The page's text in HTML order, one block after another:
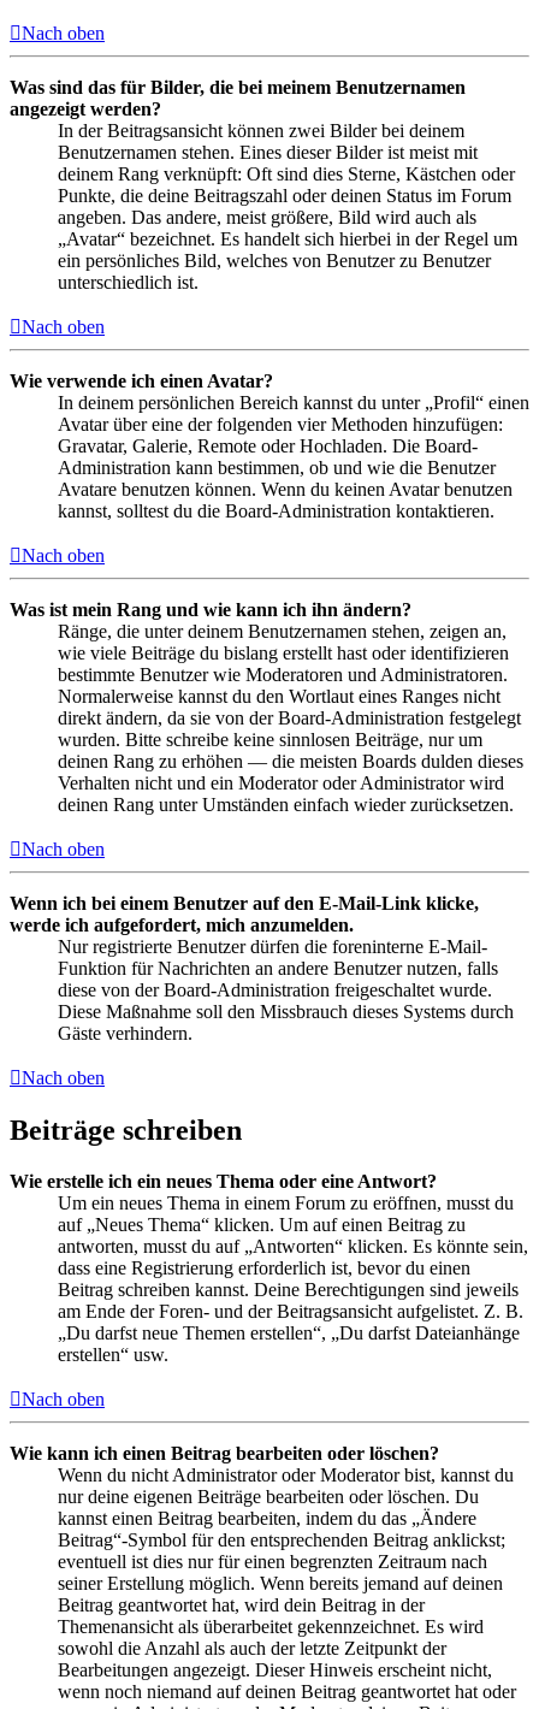
Nach oben
Was sind das für Bilder, die bei meinem Benutzernamen
angezeigt werden?
In der Beitragsansicht können zwei Bilder bei deinem
Benutzernamen stehen. Eines dieser Bilder ist meist mit
deinem Rang verknüpft: Oft sind dies Sterne, Kästchen oder
Punkte, die deine Beitragszahl oder deinen Status im Forum
angeben. Das andere, meist größere, Bild wird auch als
„Avatar“ bezeichnet. Es handelt sich hierbei in der Regel um
ein persönliches Bild, welches von Benutzer zu Benutzer
unterschiedlich ist.
Nach oben
Wie verwende ich einen Avatar?
In deinem persönlichen Bereich kannst du unter „Profil“ einen
Avatar über eine der folgenden vier Methoden hinzufügen:
Gravatar, Galerie, Remote oder Hochladen. Die Board-
Administration kann bestimmen, ob und wie die Benutzer
Avatare benutzen können. Wenn du keinen Avatar benutzen
kannst, solltest du die Board-Administration kontaktieren.
Nach oben
Was ist mein Rang und wie kann ich ihn ändern?
Ränge, die unter deinem Benutzernamen stehen, zeigen an,
wie viele Beiträge du bislang erstellt hast oder identifizieren
bestimmte Benutzer wie Moderatoren und Administratoren.
Normalerweise kannst du den Wortlaut eines Ranges nicht
direkt ändern, da sie von der Board-Administration festgelegt
wurden. Bitte schreibe keine sinnlosen Beiträge, nur um
deinen Rang zu erhöhen — die meisten Boards dulden dieses
Verhalten nicht und ein Moderator oder Administrator wird
deinen Rang unter Umständen einfach wieder zurücksetzen.
Nach oben
Wenn ich bei einem Benutzer auf den E-Mail-Link klicke,
werde ich aufgefordert, mich anzumelden.
Nur registrierte Benutzer dürfen die foreninterne E-Mail-
Funktion für Nachrichten an andere Benutzer nutzen, falls
diese von der Board-Administration freigeschaltet wurde.
Diese Maßnahme soll den Missbrauch dieses Systems durch
Gäste verhindern.
Nach oben
Beiträge schreiben
Wie erstelle ich ein neues Thema oder eine Antwort?
Um ein neues Thema in einem Forum zu eröffnen, musst du
auf „Neues Thema“ klicken. Um auf einen Beitrag zu
antworten, musst du auf „Antworten“ klicken. Es könnte sein,
dass eine Registrierung erforderlich ist, bevor du einen
Beitrag schreiben kannst. Deine Berechtigungen sind jeweils
am Ende der Foren- und der Beitragsansicht aufgelistet. Z. B.
„Du darfst neue Themen erstellen“, „Du darfst Dateianhänge
erstellen“ usw.
Nach oben
Wie kann ich einen Beitrag bearbeiten oder löschen?
Wenn du nicht Administrator oder Moderator bist, kannst du
nur deine eigenen Beiträge bearbeiten oder löschen. Du
kannst einen Beitrag bearbeiten, indem du das „Ändere
Beitrag“-Symbol für den entsprechenden Beitrag anklickst;
eventuell ist dies nur für einen begrenzten Zeitraum nach
seiner Erstellung möglich. Wenn bereits jemand auf deinen
Beitrag geantwortet hat, wird dein Beitrag in der
Themenansicht als überarbeitet gekennzeichnet. Es wird
sowohl die Anzahl als auch der letzte Zeitpunkt der
Bearbeitungen angezeigt. Dieser Hinweis erscheint nicht,
wenn noch niemand auf deinen Beitrag geantwortet hat oder